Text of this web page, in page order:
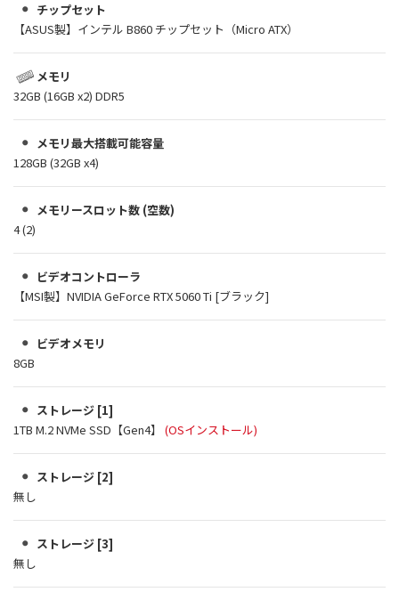
チップセット
【ASUS製】インテル B860 チップセット（Micro ATX）
メモリ
32GB (16GB x2) DDR5
メモリ最大搭載可能容量
128GB (32GB x4)
メモリースロット数 (空数)
4 (2)
ビデオコントローラ
【MSI製】NVIDIA GeForce RTX 5060 Ti [ブラック]
ビデオメモリ
8GB
ストレージ [1]
1TB M.2 NVMe SSD【Gen4】 (OSインストール)
ストレージ [2]
無し
ストレージ [3]
無し